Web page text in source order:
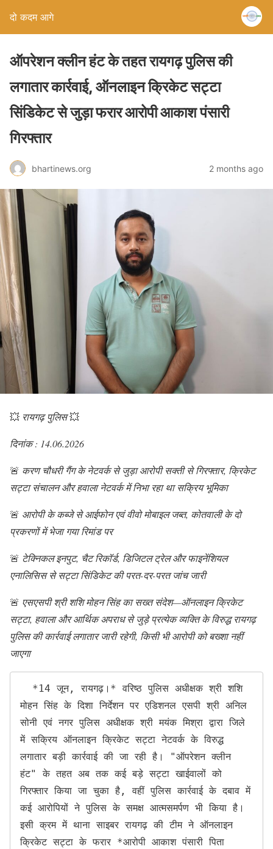
दो कदम आगे
ऑपरेशन क्लीन हंट के तहत रायगढ़ पुलिस की
लगातार कार्रवाई, ऑनलाइन क्रिकेट सट्टा
सिंडिकेट से जुड़ा फरार आरोपी आकाश पंसारी
गिरफ्तार
bhartinews.org 2 months ago
💥 रायगढ़ पुलिस💥
दिनांक : 14.06.2026
🚨 करण चौधरी गैंग के नेटवर्क से जुड़ा आरोपी सक्ती से गिरफ्तार, क्रिकेट
सट्टा संचालन और हवाला नेटवर्क में निभा रहा था सक्रिय भूमिका
🚨 आरोपी के कब्जे से आईफोन एवं वीवो मोबाइल जब्त, कोतवाली के दो
प्रकरणों में भेजा गया रिमांड पर
🚨 टेक्निकल इनपुट, चैट रिकॉर्ड, डिजिटल ट्रेल और फाइनेंशियल
एनालिसिस से सट्टा सिंडिकेट की परत-दर-परत जांच जारी
🚨 एसएसपी श्री शशि मोहन सिंह का सख्त संदेश—ऑनलाइन क्रिकेट
सट्टा, हवाला और आर्थिक अपराध से जुड़े प्रत्येक व्यक्ति के विरुद्ध रायगढ़
पुलिस की कार्रवाई लगातार जारी रहेगी, किसी भी आरोपी को बख्शा नहीं
जाएगा
मोहन सिंह के दिशा निर्देशन पर एडिशनल एसपी श्री अनिल
सोनी एवं नगर पुलिस अधीक्षक श्री मयंक मिश्रा द्वारा जिले
में सक्रिय ऑनलाइन क्रिकेट सट्टा नेटवर्क के विरुद्ध
लगातार बड़ी कार्रवाई की जा रही है। "ऑपरेशन क्लीन
हंट" के तहत अब तक कई बड़े सट्टा खाईवालों को
गिरफ्तार किया जा चुका है, वहीं पुलिस कार्रवाई के दबाव में
कई आरोपियों ने पुलिस के समक्ष आत्मसमर्पण भी किया है।
इसी क्रम में थाना साइबर रायगढ़ की टीम ने ऑनलाइन
क्रिकेट सट्टा के फरार *आरोपी आकाश पंसारी पिता